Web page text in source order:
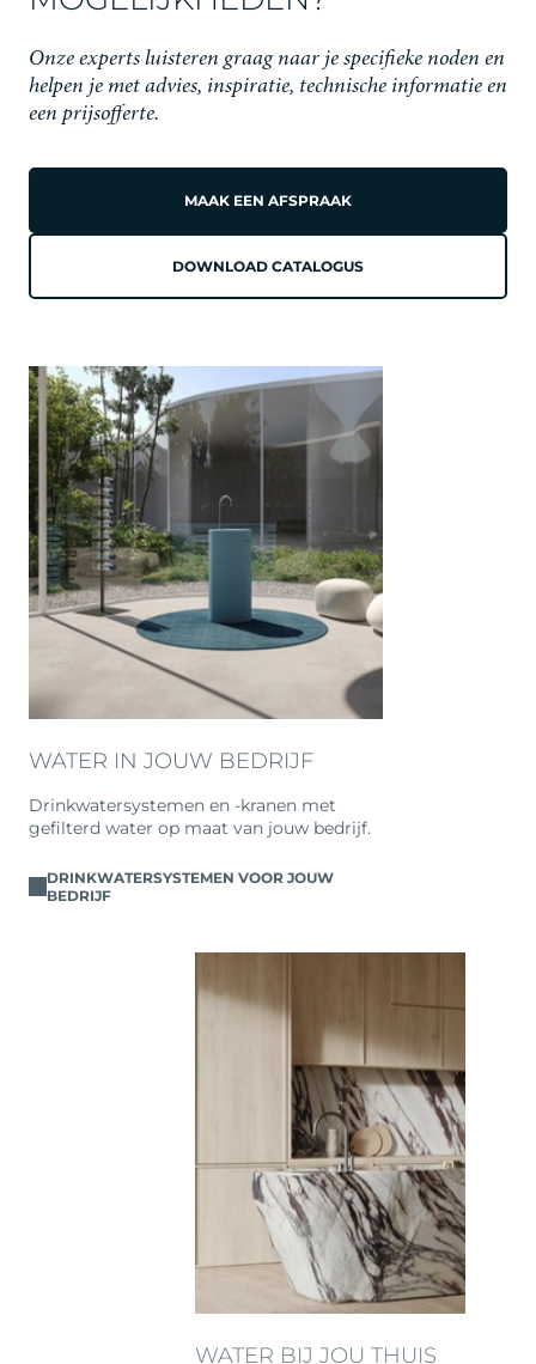
Onze experts luisteren graag naar je specifieke noden en
helpen je met advies, inspiratie, technische informatie en
een prijsofferte.
MAAK EEN AFSPRAAK
DOWNLOAD CATALOGUS
WATER IN JOUW BEDRIJF
Drinkwatersystemen en -kranen met
gefilterd water op maat van jouw bedrijf.
DRINKWATERSYSTEMEN VOOR JOUW
BEDRIJF
WATER BIJ JOU THUIS